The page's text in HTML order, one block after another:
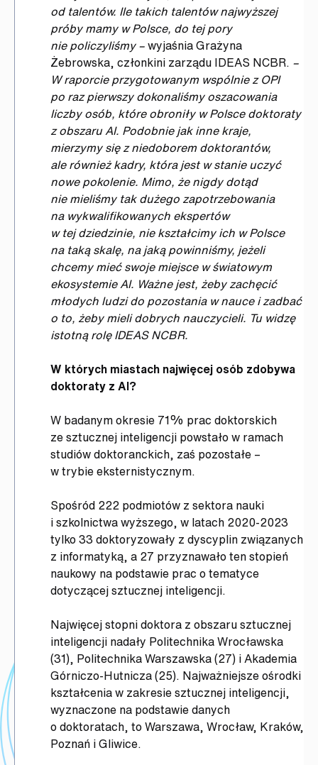
od talentów. Ile takich talentów najwyższej
próby mamy w Polsce, do tej pory
nie policzyliśmy –wyjaśnia Grażyna
Żebrowska, członkini zarządu IDEAS NCBR. –
W raporcie przygotowanym wspólnie z OPI
po raz pierwszy dokonaliśmy oszacowania
liczby osób, które obroniły w Polsce doktoraty
z obszaru AI. Podobnie jak inne kraje,
mierzymy się z niedoborem doktorantów,
ale również kadry, która jest w stanie uczyć
nowe pokolenie. Mimo, że nigdy dotąd
nie mieliśmy tak dużego zapotrzebowania
na wykwalifikowanych ekspertów
w tej dziedzinie, nie kształcimy ich w Polsce
na taką skalę, na jaką powinniśmy, jeżeli
chcemy mieć swoje miejsce w światowym
ekosystemie AI. Ważne jest, żeby zachęcić
młodych ludzi do pozostania w nauce i zadbać
o to, żeby mieli dobrych nauczycieli. Tu widzę
istotną rolę IDEAS NCBR.
W których miastach najwięcej osób zdobywa
doktoraty z AI?
W badanym okresie 71% prac doktorskich
ze sztucznej inteligencji powstało w ramach
studiów doktoranckich, zaś pozostałe –
w trybie eksternistycznym.
Spośród 222 podmiotów z sektora nauki
i szkolnictwa wyższego, w latach 2020-2023
tylko 33 doktoryzowały z dyscyplin związanych
z informatyką, a 27 przyznawało ten stopień
naukowy na podstawie prac o tematyce
dotyczącej sztucznej inteligencji.
Najwięcej stopni doktora z obszaru sztucznej
inteligencji nadały Politechnika Wrocławska
(31), Politechnika Warszawska (27) i Akademia
Górniczo-Hutnicza (25). Najważniejsze ośrodki
kształcenia w zakresie sztucznej inteligencji,
wyznaczone na podstawie danych
o doktoratach, to Warszawa, Wrocław, Kraków,
Poznań i Gliwice.